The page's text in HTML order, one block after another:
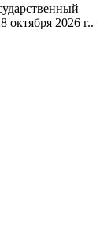
октября 2026 г..